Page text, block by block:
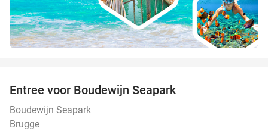
Entree voor Boudewijn Seapark
Boudewijn Seapark
Brugge